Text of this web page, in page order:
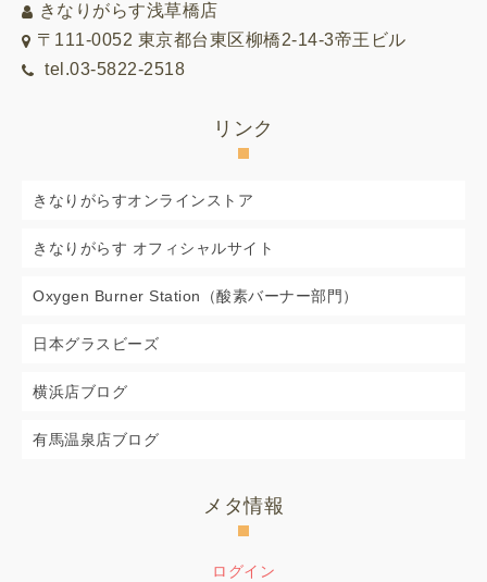
きなりがらす浅草橋店
〒111-0052 東京都台東区柳橋2-14-3帝王ビル
tel.03-5822-2518
リンク
きなりがらすオンラインストア
きなりがらす オフィシャルサイト
Oxygen Burner Station（酸素バーナー部門）
日本グラスビーズ
横浜店ブログ
有馬温泉店ブログ
メタ情報
ログイン